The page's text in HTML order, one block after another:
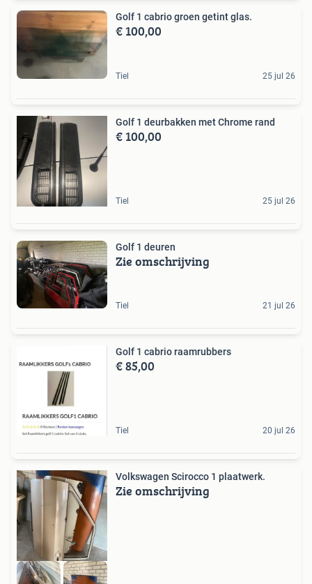
Golf 1 cabrio groen getint glas.
€ 100,00
Tiel 25 jul 26
Golf 1 deurbakken met Chrome rand
€ 100,00
Tiel 25 jul 26
Golf 1 deuren
Zie omschrijving
Tiel 21 jul 26
Golf 1 cabrio raamrubbers
€ 85,00
Tiel 20 jul 26
Volkswagen Scirocco 1 plaatwerk.
Zie omschrijving